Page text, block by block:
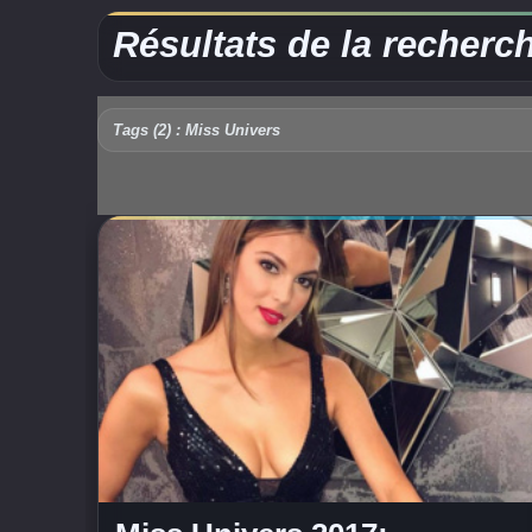
Résultats de la
Tags (2) : Miss Univers